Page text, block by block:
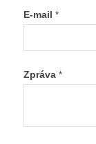
E-mail *
Zpráva *